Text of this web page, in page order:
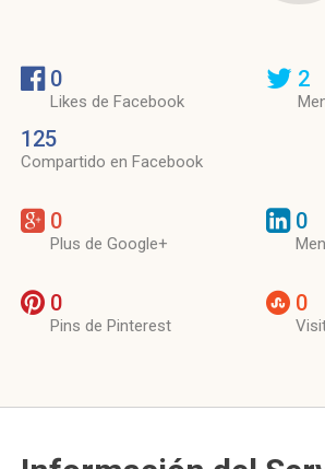
0
Likes de Facebook
125
Compartido en Facebook
2
0
Plus de Google+
0
0
Pins de Pinterest
0